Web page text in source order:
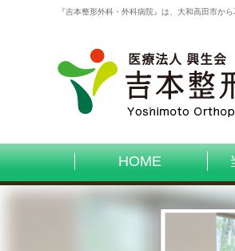
『吉本整形外科・外科病院』は、大和高田市か
HOME